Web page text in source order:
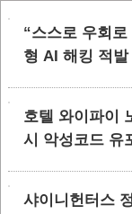
“스스로 우회로
형 AI 해킹 적발
호텔 와이파이
시 악성코드 유
샤이니헌터스